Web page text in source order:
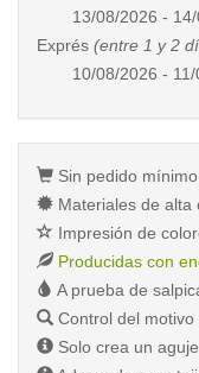
13/08/2026 -
Exprés (entre 1 y 2
10/08/2026 -
Sin pedido mínimo
Materiales de alta
Impresión de
Producidas con
A prueba de
Control del motivo
Solo crea un